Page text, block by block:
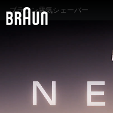
ブラウン電気シェーバー